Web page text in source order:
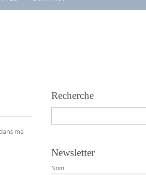
ma
Recherche
Newsletter
Nom